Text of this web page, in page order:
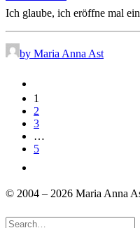
Ich glaube, ich eröffne mal
by Maria Anna Ast
1
2
3
…
5
© 2004 – 2026 Maria Anna